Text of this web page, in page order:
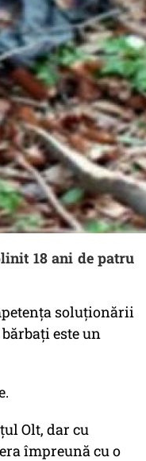
18 ani de patru
soluționării
este un
Olt, dar cu
împreună cu o